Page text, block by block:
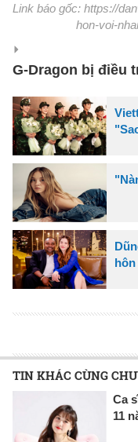
Link báo gốc: https://
hon-voi-
G-Dragon bị điều
TIN KHÁC CÙNG
Ca
11